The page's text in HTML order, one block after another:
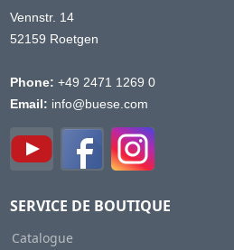
Vennstr. 14
52159 Roetgen
Phone: +49 2471 1269 0
Email: info@buese.com
SERVICE DE BOUTIQUE
Catalogue